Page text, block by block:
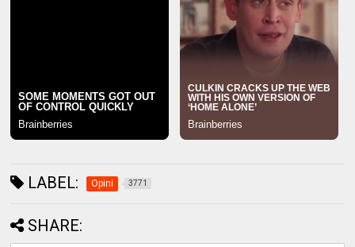
LABEL: Opini 3771
SHARE: